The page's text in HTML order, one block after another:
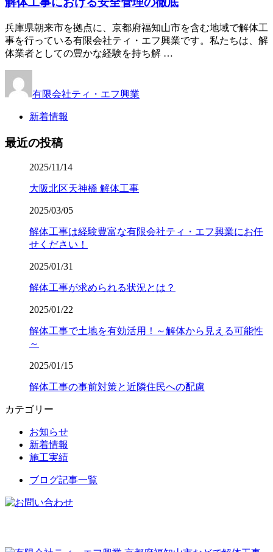
兵庫県朝来市を拠点に、京都府福知山市を含む地域で解体工
事を行っている有限会社ティ・エフ興業です。私たちは、解
体業者としての豊かな経験を持ち解 …
有限会社ティ・エフ興業
新着情報
最近の投稿
2025/11/14
大阪北区天神橋 解体工事
2025/03/05
解体工事は経験豊富な有限会社ティ・エフ興業にお任
せください！
2025/01/31
解体工事が求められる状況とは？
2025/01/22
解体工事で土地を有効活用！～解体から見える可能性
～
2025/01/15
解体工事の事前対策と近隣住民への配慮
カテゴリー
お知らせ
新着情報
施工実績
ブログ記事一覧